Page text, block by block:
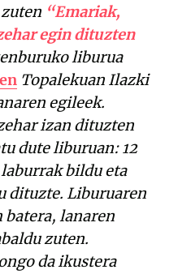
“Emariak,
egin dituzten
liburua
Topalekuan Ilazki
egileek.
izan dituzten
dute liburuan: 12
bildu eta
dituzte. Liburuaren
batera, lanaren
zuten.
da ikustera